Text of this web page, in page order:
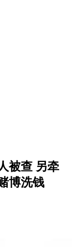
被查 另牵
博洗钱